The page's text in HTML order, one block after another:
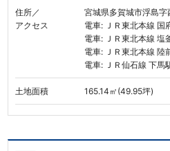
住所／
アクセス
宮城県多賀城市浮島字
電車: ＪＲ東北本線 国
電車: ＪＲ東北本線 塩
電車: ＪＲ東北本線 陸
電車: ＪＲ仙石線 下馬
土地面積 165.14㎡(49.95坪)